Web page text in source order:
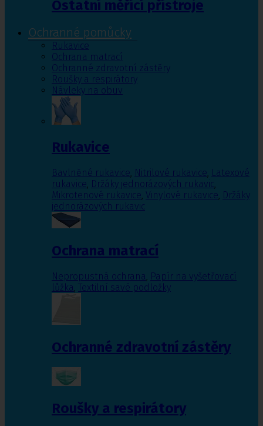
Ostatní měřící přístroje
Ochranné pomůcky
Rukavice
Ochrana matrací
Ochranné zdravotní zástěry
Roušky a respirátory
Návleky na obuv
Rukavice
Bavlněné rukavice, Nitrilové rukavice, Latexové
rukavice, Držáky jednorázových rukavic,
Mikrotenové rukavice, Vinylové rukavice, Držáky
jednorázových rukavic
Ochrana matrací
Nepropustná ochrana, Papír na vyšetřovací
lůžka, Textilní savé podložky
Ochranné zdravotní zástěry
Roušky a respirátory